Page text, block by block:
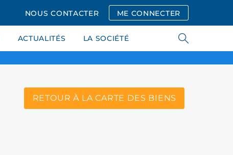
NOUS CONTACTER ME CONNECTER
ACTUALITÉS LA SOCIÉTÉ
RETOUR À LA CARTE DES BIENS